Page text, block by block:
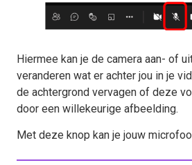
Hiermee kan je de camera aan- of
veranderen wat er achter jou in je
de achtergrond vervagen of deze
door een willekeurige afbeelding.
Met deze knop kan je jouw